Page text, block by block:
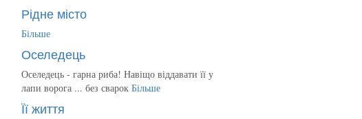
Рідне місто
Більше
Оселедець
Оселедець - гарна риба! Навіщо віддавати її у
лапи ворога ... без сварок Більше
Її життя